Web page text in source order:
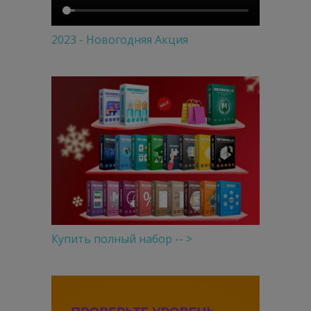
2023 - Новогодняя Акция
Купить полный набор -- >